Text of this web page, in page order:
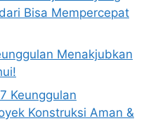
Bisa Mempercepat
Menakjubkan
Keunggulan
Konstruksi Aman &